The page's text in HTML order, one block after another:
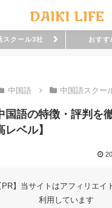
スクール3社 おすす
中国語 中国語スクー
国語の特徴・評判を
ベル】
PR】当サイトはアフィリエイ
利用しています